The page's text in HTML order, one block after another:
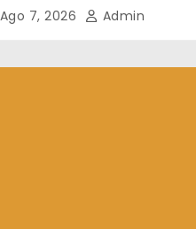
Ago 7, 2026 Admin